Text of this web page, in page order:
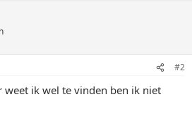
#2
weet ik wel te vinden ben ik niet